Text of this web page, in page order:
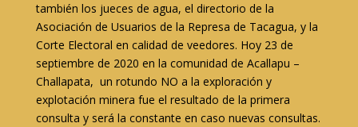
también los jueces de agua, el directorio de la
Asociación de Usuarios de la Represa de Tacagua, y la
Corte Electoral en calidad de veedores. Hoy 23 de
septiembre de 2020 en la comunidad de Acallapu –
Challapata, un rotundo NO a la exploración y
explotación minera fue el resultado de la primera
consulta y será la constante en caso nuevas consultas.